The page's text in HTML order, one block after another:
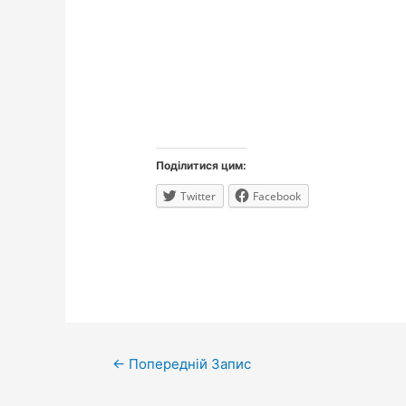
Поділитися цим:
Twitter Facebook
Навігація
← Попередній Запис